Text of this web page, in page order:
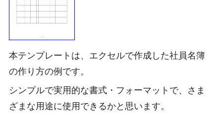
本テンプレートは、エクセルで作成した社員名簿
の作り方の例です。
シンプルで実用的な書式・フォーマットで、さま
ざまな用途に使用できるかと思います。